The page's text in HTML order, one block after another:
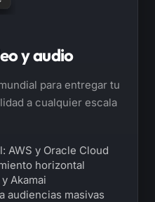
y audio
para entregar tu
a cualquier escala
AWS y Oracle Cloud
horizontal
Akamai
audiencias masivas